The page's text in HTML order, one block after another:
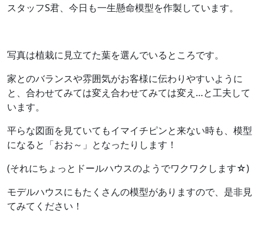
スタッフS君、今日も一生懸命模型を作製しています。
写真は植栽に見立てた葉を選んでいるところです。
家とのバランスや雰囲気がお客様に伝わりやすいように
と、合わせてみては変え合わせてみては変え…と工夫して
います。
平らな図面を見ていてもイマイチピンと来ない時も、模型
になると「おお～」となったりします！
(それにちょっとドールハウスのようでワクワクします☆)
モデルハウスにもたくさんの模型がありますので、是非見
てみてください！